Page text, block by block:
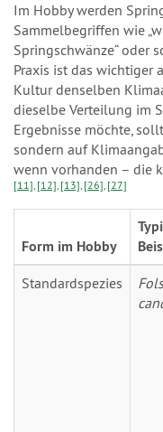
Im Hobby werden
Sammelbegriffen wie
Springschwänze“ oder
Praxis ist das wichtiger
Kultur denselben
dieselbe Verteilung im
Ergebnisse möchte,
sondern auf
wenn vorhanden – die
[11], [12], [13], [26], [27]
Form im Hobby
Standardspezies